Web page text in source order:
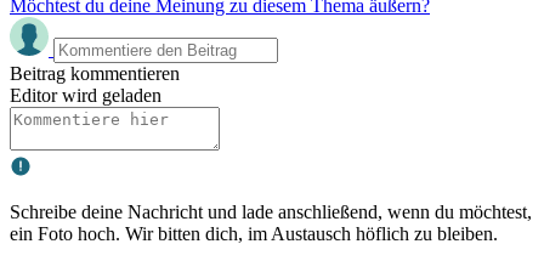
Möchtest du deine Meinung zu diesem Thema äußern?
Beitrag kommentieren
Editor wird geladen
Schreibe deine Nachricht und lade anschließend, wenn du möchtest,
ein Foto hoch. Wir bitten dich, im Austausch höflich zu bleiben.